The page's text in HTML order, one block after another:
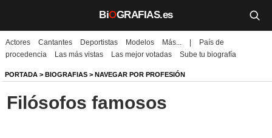
BiOGRAFIAS.es
Biografías
Películas
TV
Actores Cantantes Deportistas Modelos Más...
País de
procedencia
Las más vistas Las mejor votadas Sube tu biografía
PORTADA > BIOGRAFIAS > NAVEGAR POR PROFESIÓN
Filósofos famosos